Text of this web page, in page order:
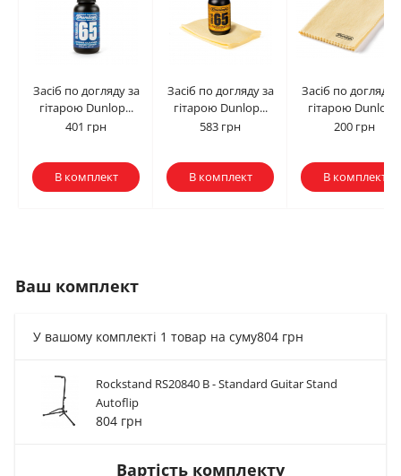
Засіб по догляду за
гітарою Dunlop...
401 грн
В комплект
Засіб по догляду за
гітарою Dunlop...
583 грн
В комплект
Засіб по догляду
гітарою Dunlop...
200 грн
В комплект
Засіб по догляду за
гітарою Dunlop...
Ваш комплект
У вашому комплекті 1 товар на суму804 грн
Rockstand RS20840 B - Standard Guitar Stand
Autoflip
804 грн
Вартість комплекту